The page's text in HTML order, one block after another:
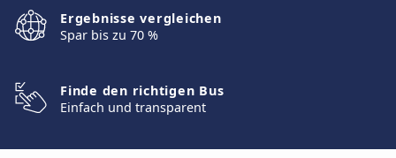
Ergebnisse vergleichen
Spar bis zu 70 %
Finde den richtigen Bus
Einfach und transparent